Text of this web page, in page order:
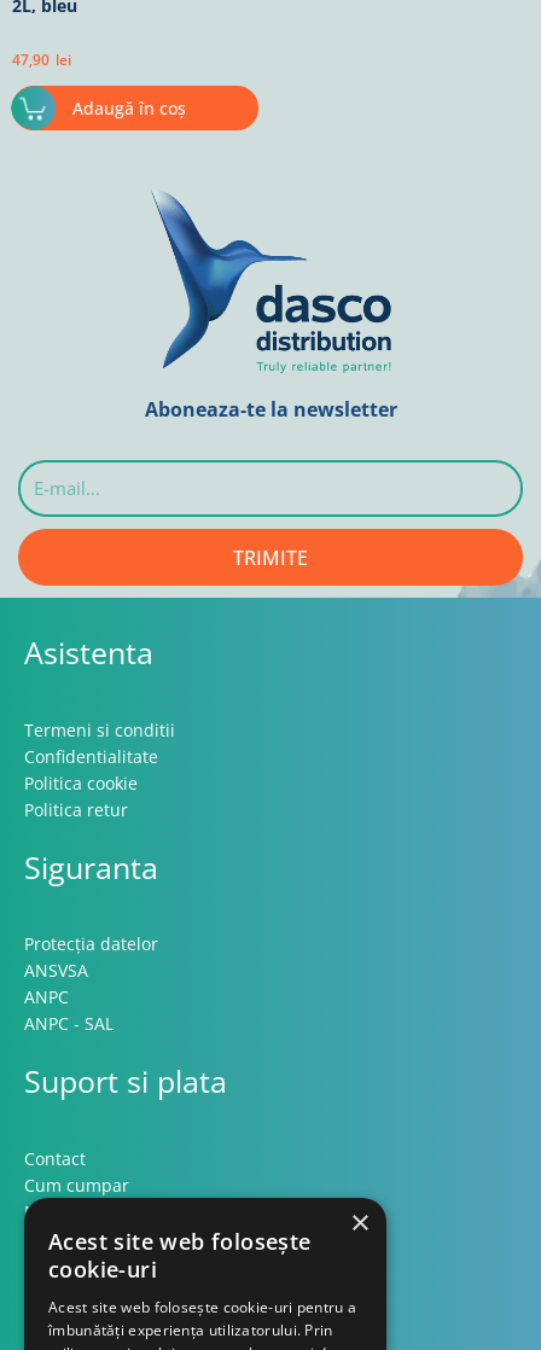
2L, bleu
47,90 lei
Adaugă în coș
Aboneaza-te la newsletter
E-
mail...
TRIMITE
Asistenta
Termeni si conditii
Confidentialitate
Politica cookie
Politica retur
Siguranta
Protecția datelor
ANSVSA
ANPC
ANPC - SAL
Suport si plata
Contact
Cum cumpar
Modalitati plata
Formular retur
Contact
×
Acest site web folosește
cookie-uri
Acest site web folosește cookie-uri pentru a
îmbunătăți experiența utilizatorului. Prin